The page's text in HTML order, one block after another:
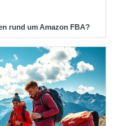
rund um Amazon FBA?